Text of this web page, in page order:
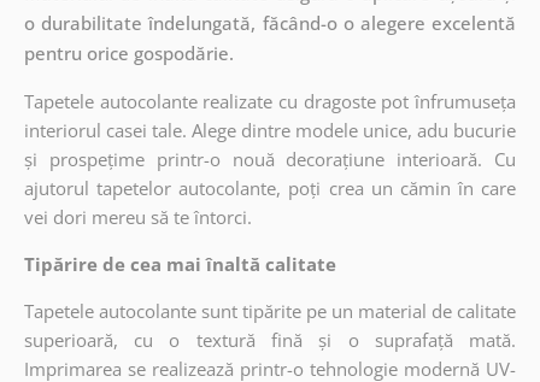
o durabilitate îndelungată, făcând-o o alegere excelentă
pentru orice gospodărie.
Tapetele autocolante realizate cu dragoste pot înfrumuseța
interiorul casei tale. Alege dintre modele unice, adu bucurie
și prospețime printr-o nouă decorațiune interioară. Cu
ajutorul tapetelor autocolante, poți crea un cămin în care
vei dori mereu să te întorci.
Tipărire de cea mai înaltă calitate
Tapetele autocolante sunt tipărite pe un material de calitate
superioară, cu o textură fină și o suprafață mată.
Imprimarea se realizează printr-o tehnologie modernă UV-